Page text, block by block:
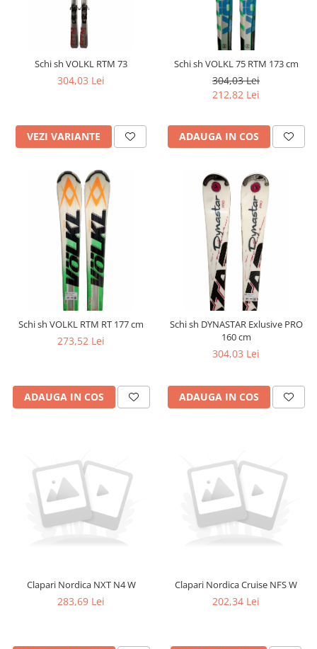
Schi sh VOLKL RTM 73
304,03 Lei
VEZI VARIANTE
Schi sh VOLKL 75 RTM 173 cm
304,03 Lei
212,82 Lei
ADAUGA IN COS
Schi sh VOLKL RTM RT 177 cm
273,52 Lei
ADAUGA IN COS
Schi sh DYNASTAR Exlusive PRO
160 cm
304,03 Lei
ADAUGA IN COS
Clapari Nordica NXT N4 W
283,69 Lei
Clapari Nordica Cruise NFS W
202,34 Lei